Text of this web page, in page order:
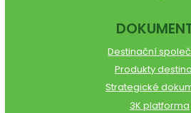
Destinační
Produkty
Strategické
3K platforma